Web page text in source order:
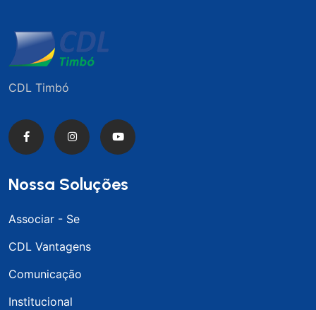
CDL Timbó
Nossa Soluções
Associar - Se
CDL Vantagens
Comunicação
Institucional